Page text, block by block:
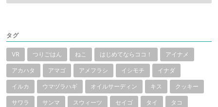
タグ
VR つりごはん ねこ はじめてならココ！ アイナメ
アカハタ アマゴ アメフラシ イシモチ イナダ
イルカ ウマヅラハギ オイルサーディン キス クッキー
サワラ サンマ スウィーツ セイゴ タイ タコ